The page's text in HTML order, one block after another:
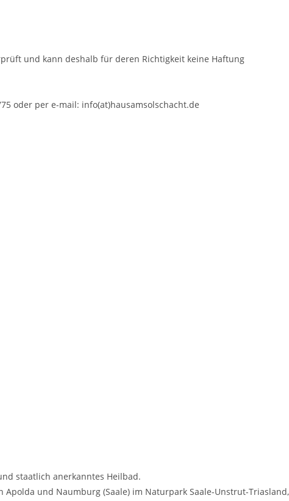
und kann deshalb für deren Richtigkeit keine Haftung
oder per e-mail: info(at)hausamsolschacht.de
staatlich anerkanntes Heilbad.
und Naumburg (Saale) im Naturpark Saale-Unstrut-Triasland,